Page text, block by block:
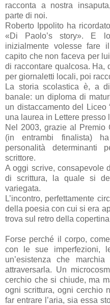
racconta a nostra
parte di noi.
Roberto Ippolito ha
«Di Paolo’s story». E
inizialmente volesse fare
capito che non faceva per
di raccontare qualcosa. Ha,
per giornaletti locali, poi
La storia scolastica è, a
banale: un diploma di
un distaccamento del Liceo
una laurea in Lettere presso
Nel 2003, grazie al
(in entrambi finalista)
personalità determinanti
scrittore.
A oggi scrive, consapevole
di scrittura, la quale si
variegata.
L’incontro, perfettamente
della poesia con cui si era
trova sul retro della
Forse perché il corpo,
con le sue imperfezioni,
un’esistenza che
attraversarla. Un
cerchio che si chiude, ma
ogni scrittura, ogni cerchio
far entrare l’aria, sia essa